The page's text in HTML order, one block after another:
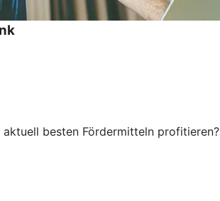
besten Fördermitteln profitieren?